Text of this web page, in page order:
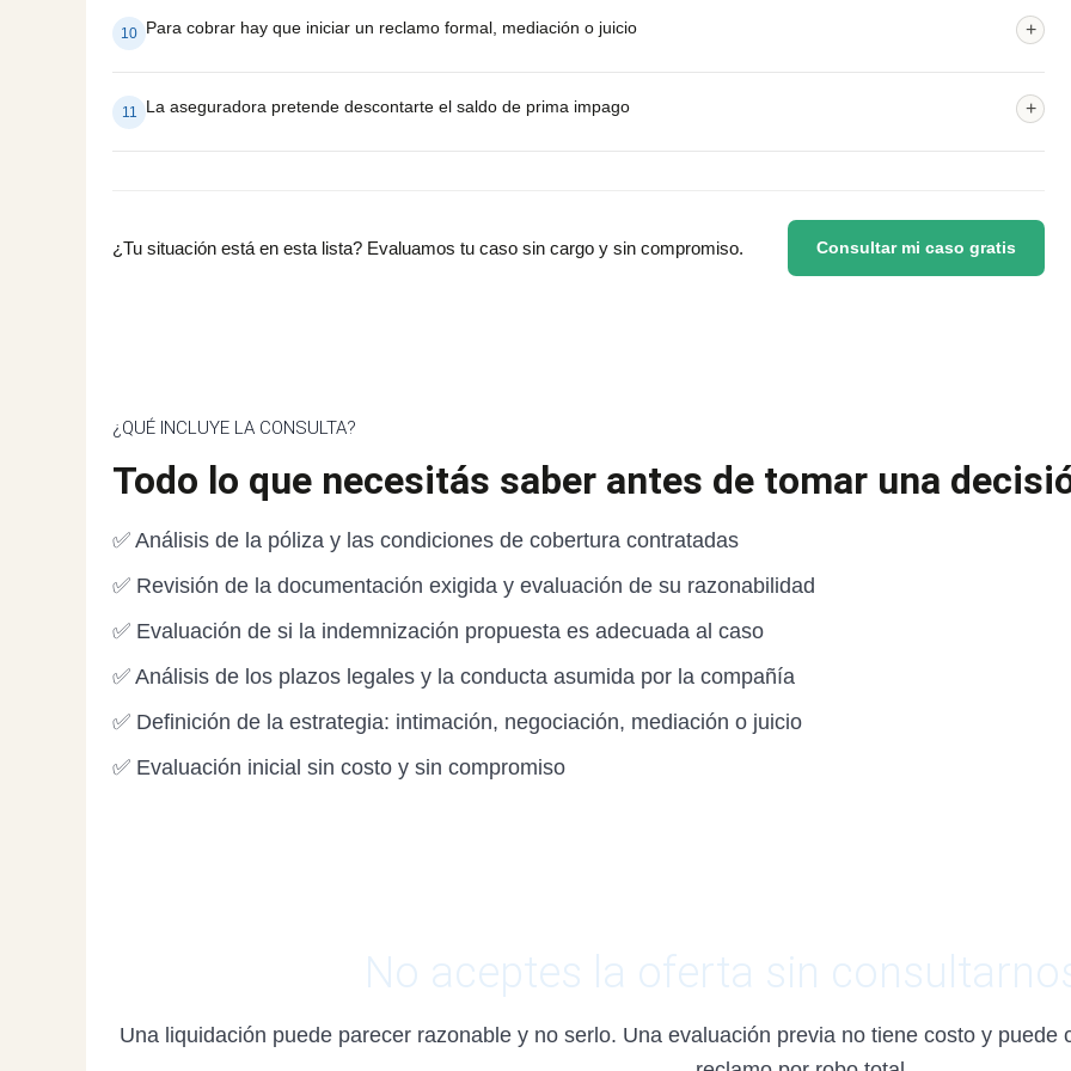
10 Para cobrar hay que iniciar un reclamo formal, mediación o juicio +
11 La aseguradora pretende descontarte el saldo de prima impago +
¿Tu situación está en esta lista? Evaluamos tu caso sin cargo y sin compromiso. Consultar mi caso gratis
¿QUÉ INCLUYE LA CONSULTA?
Todo lo que necesitás saber antes de tomar una
✅ Análisis de la póliza y las condiciones de cobertura contratadas
✅ Revisión de la documentación exigida y evaluación de su razonabilidad
✅ Evaluación de si la indemnización propuesta es adecuada al caso
✅ Análisis de los plazos legales y la conducta asumida por la compañía
✅ Definición de la estrategia: intimación, negociación, mediación o juicio
✅ Evaluación inicial sin costo y sin compromiso
No aceptes la oferta sin
Una liquidación puede parecer razonable y no serlo. Una evaluación previa no tiene costo y